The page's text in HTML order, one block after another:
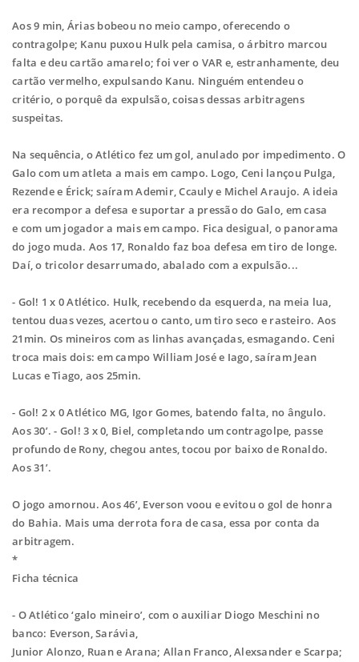
Aos 9 min, Árias bobeou no meio campo, oferecendo o
contragolpe; Kanu puxou Hulk pela camisa, o árbitro marcou
falta e deu cartão amarelo; foi ver o VAR e, estranhamente, deu
cartão vermelho, expulsando Kanu. Ninguém entendeu o
critério, o porquê da expulsão, coisas dessas arbitragens
suspeitas.
Na sequência, o Atlético fez um gol, anulado por impedimento. O
Galo com um atleta a mais em campo. Logo, Ceni lançou Pulga,
Rezende e Érick; saíram Ademir, Ccauly e Michel Araujo. A ideia
era recompor a defesa e suportar a pressão do Galo, em casa
e com um jogador a mais em campo. Fica desigual, o panorama
do jogo muda. Aos 17, Ronaldo faz boa defesa em tiro de longe.
Daí, o tricolor desarrumado, abalado com aexpulsão...
- Gol! 1 x 0 Atlético. Hulk, recebendo da esquerda, na meia lua,
tentou duas vezes, acertou o canto, um tiro seco e rasteiro. Aos
21min. Os mineiros com as linhas avançadas, esmagando. Ceni
troca mais dois: em campo William José e Iago, saíram Jean
Lucas e Tiago, aos 25min.
- Gol! 2 x 0 Atlético MG, Igor Gomes, batendo falta, no ângulo.
Aos 30’.- Gol! 3 x 0, Biel, completando um contragolpe, passe
profundo de Rony, chegou antes, tocou por baixo de Ronaldo.
Aos 31’.
O jogo amornou. Aos 46’, Everson voou e evitou o gol de honra
do Bahia. Mais uma derrota fora de casa, essa por conta da
arbitragem.
*
Ficha técnica
- O Atlético ‘galo mineiro’, com o auxiliar Diogo Meschini no
banco: Everson, Sarávia,
Junior Alonzo, Ruan e Arana; Allan Franco, Alexsander e Scarpa;